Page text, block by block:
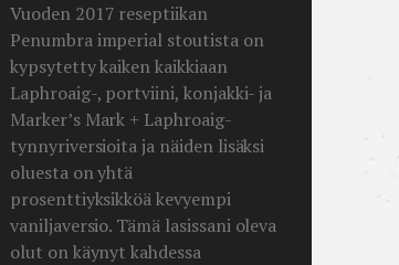
Vuoden 2017 reseptiikan
Penumbra imperial stoutista on
kypsytetty kaiken kaikkiaan
Laphroaig-, portviini, konjakki- ja
Marker’s Mark + Laphroaig-
tynnyriversioita ja näiden lisäksi
oluesta on yhtä
prosenttiyksikköä kevyempi
vaniljaversio. Tämä lasissani oleva
olut on käynyt kahdessa